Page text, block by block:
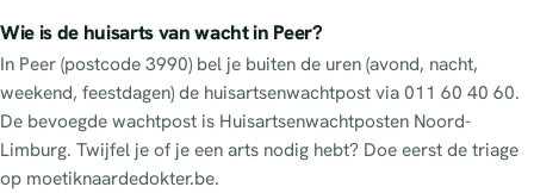
Wie is de huisarts van wacht in Peer?
In Peer (postcode 3990) bel je buiten de uren (avond, nacht,
weekend, feestdagen) de huisartsenwachtpost via 011 60 40 60.
De bevoegde wachtpost is Huisartsenwachtposten Noord-
Limburg. Twijfel je of je een arts nodig hebt? Doe eerst de triage
op moetiknaardedokter.be.